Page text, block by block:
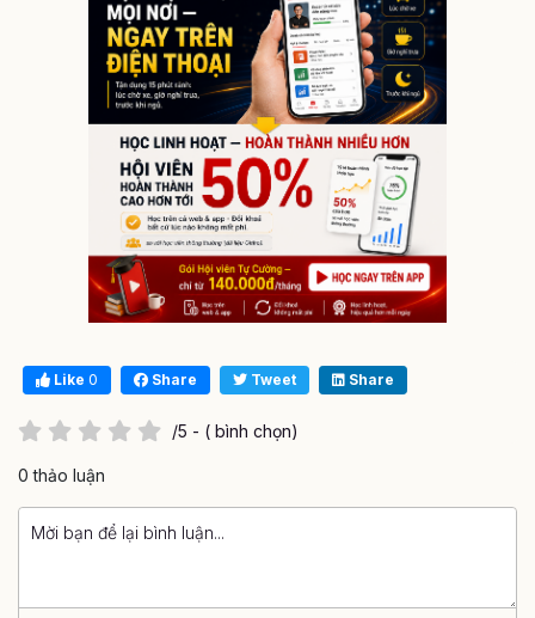
Like 0 Share Tweet Share
/5 - ( bình chọn)
0 thảo luận